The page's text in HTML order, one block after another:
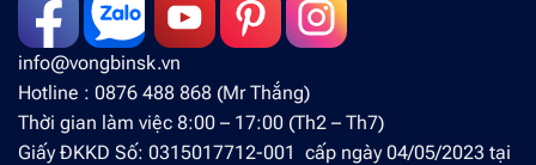
info@vongbinsk.vn
Hotline : 0876 488 868 (Mr Thắng)
Thời gian làm việc 8:00 – 17:00 (Th2 – Th7)
Giấy ĐKKD Số: 0315017712-001 cấp ngày 04/05/2023 tại